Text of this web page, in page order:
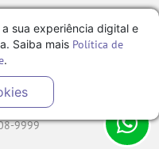
implicará na
nos termos da Lei.
SA - CNPJ:
da Boiada Nº 354, São
9999
sua experiência digital e
Saiba mais Política de
.